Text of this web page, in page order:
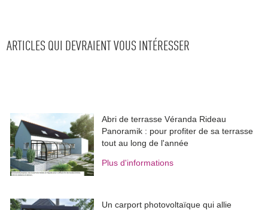
ARTICLES QUI DEVRAIENT VOUS INTÉRESSER
Abri de terrasse Véranda Rideau
Panoramik : pour profiter de sa terrasse
tout au long de l'année
Plus d'informations
Un carport photovoltaïque qui allie